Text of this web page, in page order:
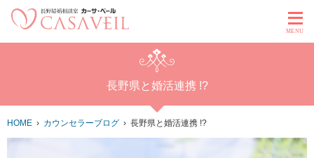
MENU
長野県と婚活連携 !?
HOME カウンセラーブログ 長野県と婚活連携 !?